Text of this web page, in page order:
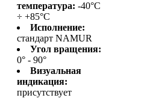
температура: -40°C
÷ +85°C
Исполнение:
стандарт NAMUR
Угол вращения:
0° - 90°
Визуальная
индикация:
присутствует